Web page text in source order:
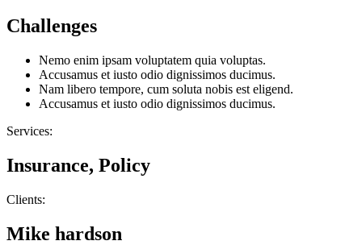
Challenges
Nemo enim ipsam voluptatem quia voluptas.
Accusamus et iusto odio dignissimos ducimus.
Nam libero tempore, cum soluta nobis est eligend.
Accusamus et iusto odio dignissimos ducimus.
Services:
Insurance, Policy
Clients:
Mike hardson